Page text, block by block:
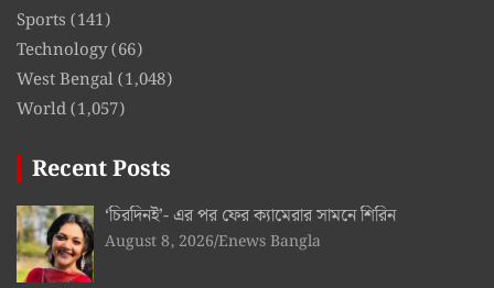
Sports (141)
Technology(66)
West Bengal(1,048)
World(1,057)
Recent Posts
‘চিরদিনই’- এর পর ফের ক্যামেরার সামনে শিরিন
August 8, 2026 Enews Bangla